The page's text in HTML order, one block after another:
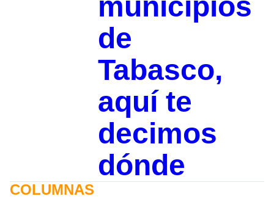
municipios
de
Tabasco,
aquí te
decimos
dónde
COLUMNAS